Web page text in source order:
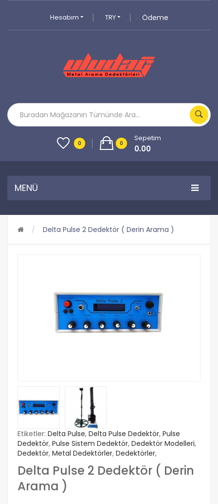
Hesabım TRY Ödeme
0 0
Sepetim
0.00
MENÜ
Delta Pulse 2 Dedektör ( Derin Arama )
Etiketler: Delta Pulse, Delta Pulse Dedektör, Pulse
Dedektör, Pulse Sistem Dedektör, Dedektör Modelleri,
Dedektör, Metal Dedektörler, Dedektörler,
Delta Pulse 2 Dedektör ( Derin
Arama )